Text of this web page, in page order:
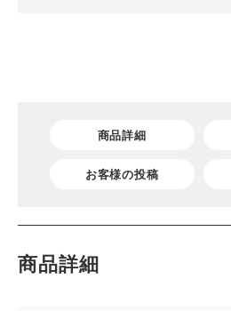
商品詳細
お客様の投稿
商品詳細